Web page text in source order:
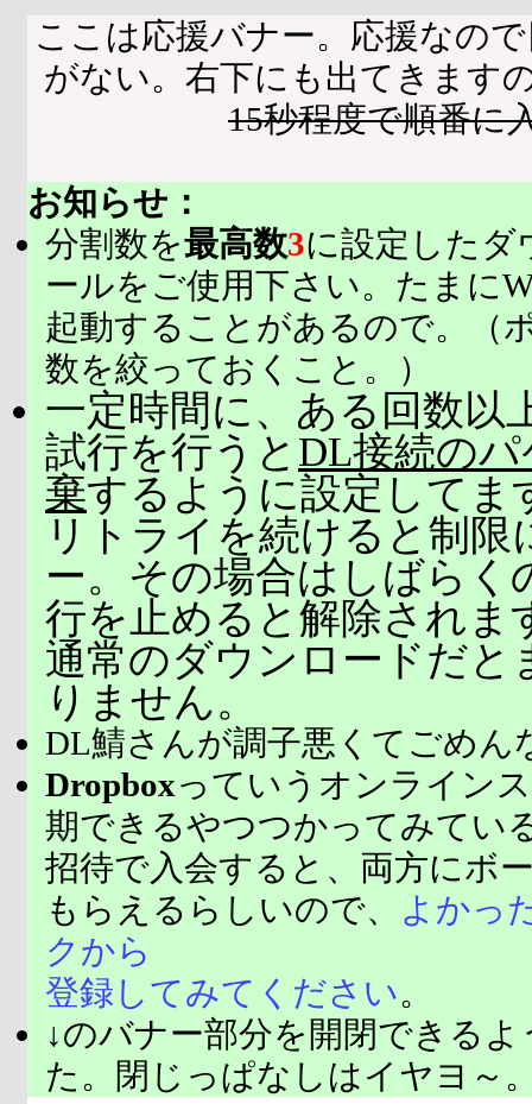
ここは応援バナー。応援なの
がない。右下にも出てきます
15秒程度で順番に
お知らせ：
分割数を最高数3に設定したダ
ールをご使用下さい。たまに
起動することがあるので。（
数を絞っておくこと。）
一定時間に、ある回数以
試行を行うと DL接続の
棄するように設定してま
リトライを続けると制限
ー。その場合はしばらく
行を止めると解除されま
通常のダウンロードだと
りません。
DL鯖さんが調子悪くてごめん
Dropboxっていうオンライン
期できるやつつかってみてい
招待で入会すると、両方にボ
もらえるらしいので、
よかっ
クから
登録してみてください。
↓のバナー部分を開閉できる
た。閉じっぱなしはイヤヨ～